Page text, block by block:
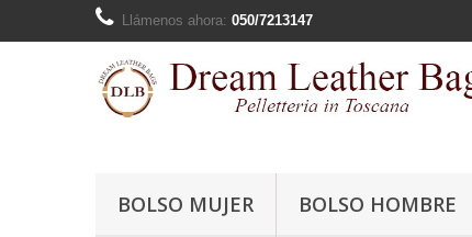
Llámenos ahora: 050/7213147
BOLSO MUJER BOLSO HOMBRE